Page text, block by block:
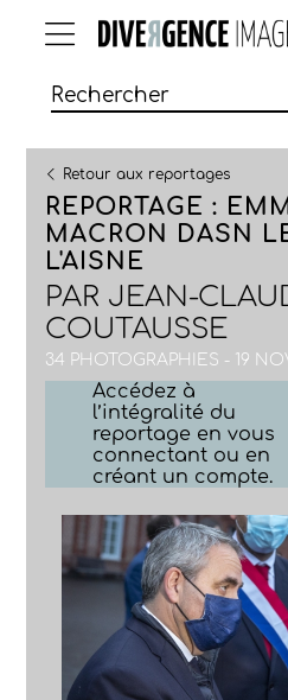
Retour aux reportages
REPORTAGE :
MACRON DASN
L'AISNE
PAR JEAN-
COUTAUSSE
34 PHOTOGRAPHIES - 19
Accédez à
l’intégralité du
reportage en vous
connectant ou en
créant un compte.